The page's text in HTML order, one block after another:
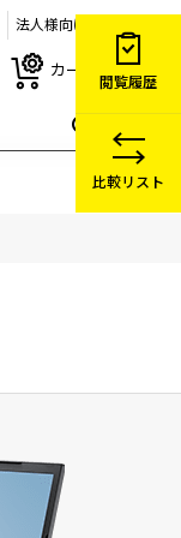
法人様向け
カート
閲覧履歴
比較リスト